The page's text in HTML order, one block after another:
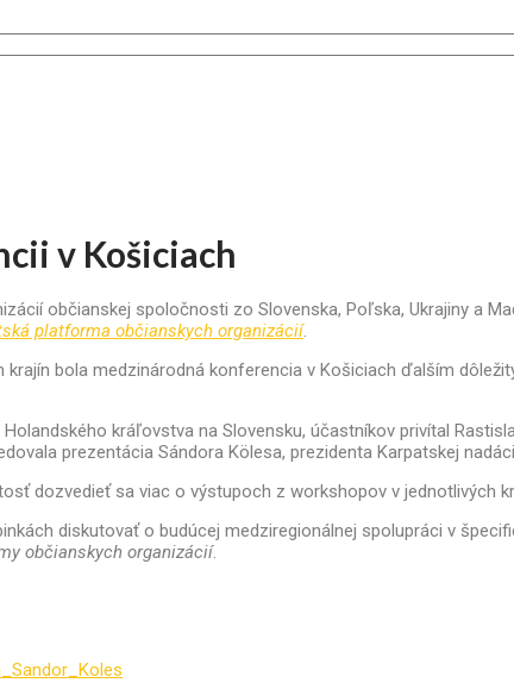
v Košiciach
občianskej spoločnosti zo Slovenska, Poľska, Ukrajiny a
platforma občianskych organizácií.
bola medzinárodná konferencia v Košiciach ďalším
kráľovstva na Slovensku, účastníkov privítal
prezentácia Sándora Kölesa, prezidenta Karpatskej
dozvedieť sa viac o výstupoch z workshopov v jednotlivých
diskutovať o budúcej medziregionálnej spolupráci v
občianskych organizácií.